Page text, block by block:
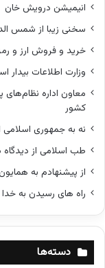
انیمیشن درویش خان
سخنی زیبا از شمس
خرید و فروش ارز و
وزارت اطلاعات بیدار
معاون اداره نظام‌های
کشور
نه به جمهوری
طب اسلامی از
از پیشنهادم به
راه های رسیدن به خدا
دسته‌ها